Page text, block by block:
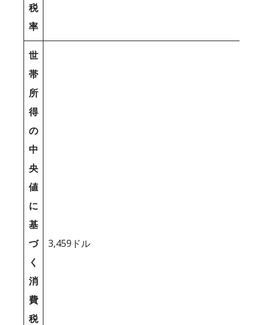
税
率
世
帯
所
得
の
中
央
値
に
基
づ
く
消
費
税
3,459ドル